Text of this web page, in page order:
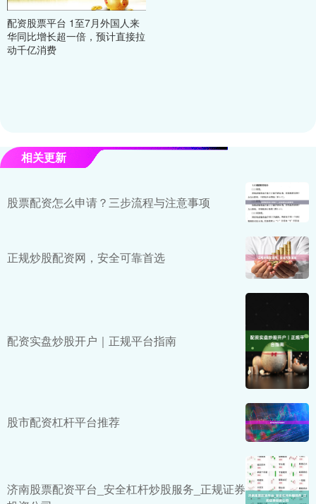
配资股票平台 1至7月外国人来
华同比增长超一倍，预计直接拉
动千亿消费
相关更新
股票配资怎么申请？三步流程与注意事项
正规炒股配资网，安全可靠首选
配资实盘炒股开户｜正规平台指南
股市配资杠杆平台推荐
济南股票配资平台_安全杠杆炒股服务_正规证券